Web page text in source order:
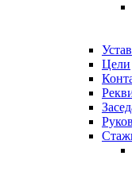
Устав
Цели